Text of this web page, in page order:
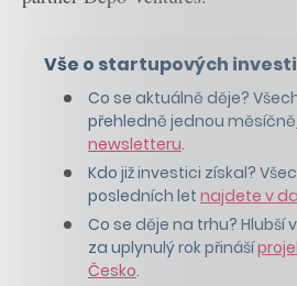
Vše o startupových
Co se aktuálně děje?
přehledně jednou měsíčně
newsletteru.
Kdo již investici získal?
posledních let najdete v
Co se děje na trhu? Hlubší
za uplynulý rok přináší
Česko.